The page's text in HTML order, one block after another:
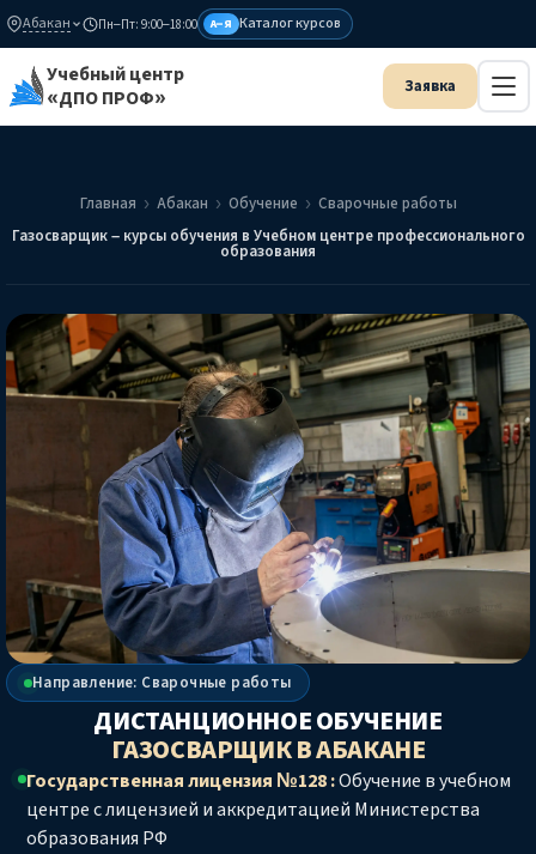
Абакан Пн–Пт: 9:00–18:00 А–Я Каталог курсов
Учебный центр
«ДПО ПРОФ»
Главная Абакан Обучение
Сварочные работы
Газосварщик – курсы обучения в Учебном центре профессионального
образования
Направление: Сварочные работы
ДИСТАНЦИОННОЕ ОБУЧЕНИЕ
ГАЗОСВАРЩИКВ АБАКАНЕ
Государственная лицензия №128 :Обучение в учебном
центре с лицензией и аккредитацией Министерства
образования РФ